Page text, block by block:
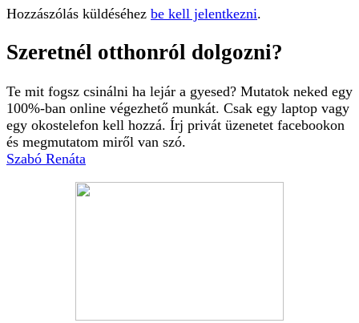
Hozzászólás küldéséhez be kell jelentkezni.
Szeretnél otthonról dolgozni?
Te mit fogsz csinálni ha lejár a gyesed? Mutatok neked egy
100%-ban online végezhető munkát. Csak egy laptop vagy
egy okostelefon kell hozzá. Írj privát üzenetet facebookon
és megmutatom miről van szó.
Szabó Renáta